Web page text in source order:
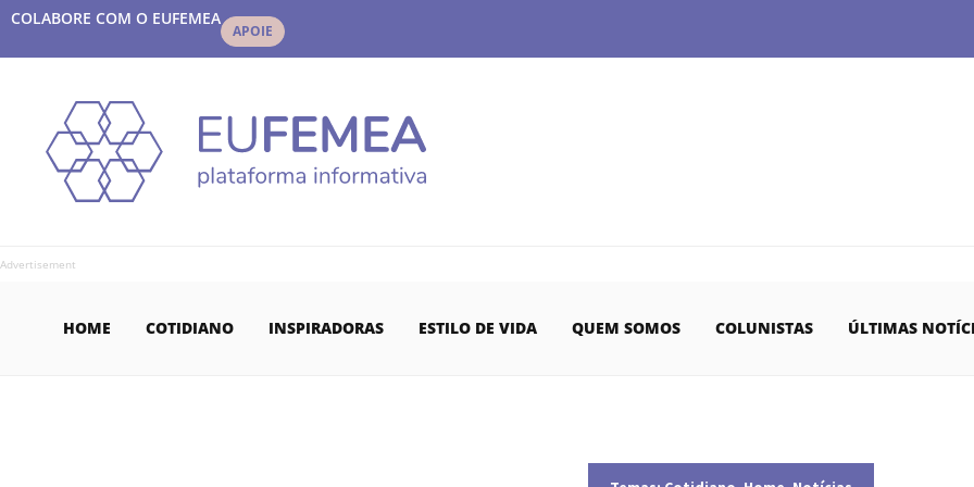
COLABORE COM O EUFEMEA
APOIE
Advertisement
HOME COTIDIANO INSPIRADORAS ESTILO DE VIDA QUEM SOMOS COLUNISTAS ÚLTIMAS